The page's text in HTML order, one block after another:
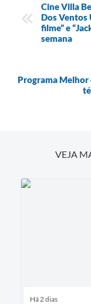
Cine Villa
Dos Ventos
filme” e
semana
Programa Melhor
VEJA
Há 2 dias